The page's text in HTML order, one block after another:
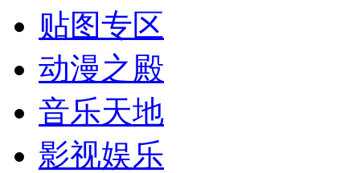
贴图专区
动漫之殿
音乐天地
影视娱乐